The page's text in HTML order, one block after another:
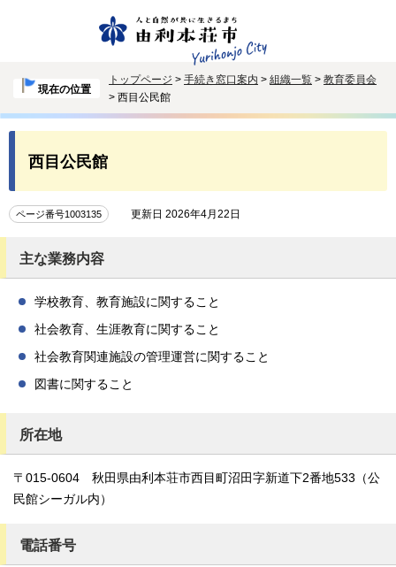
現在の位置
トップページ > 手続き窓口案内 > 組織一覧 > 教育委員会
> 西目公民館
西目公民館
ページ番号1003135 更新日 2026年4月22日
主な業務内容
学校教育、教育施設に関すること
社会教育、生涯教育に関すること
社会教育関連施設の管理運営に関すること
図書に関すること
所在地
〒015-0604 秋田県由利本荘市西目町沼田字新道下2番地533（公
民館シーガル内）
電話番号